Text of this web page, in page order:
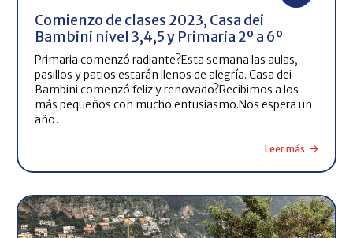
Comienzo de clases 2023, Casa dei
Bambini nivel 3,4,5 y Primaria 2º a 6º
Primaria comenzó radiante?Esta semana las aulas,
pasillos y patios estarán llenos de alegría. Casa dei
Bambini comenzó feliz y renovado?Recibimos a los
más pequeños con mucho entusiasmo.Nos espera un
año…
Leer más